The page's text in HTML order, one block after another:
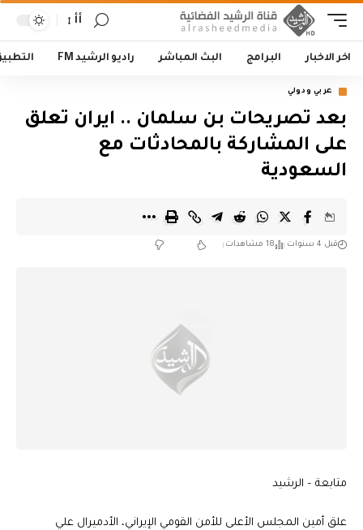
أأ
اخر الاخبار البرامج البث المباشر راديو الرشيد FM
عربي ودولي
بعد تصريحات بن سلمان .. ايران تعلق
على المشاركة بالمحادثات مع
السعودية
قبل 4 سنوات 18 مشاهدات
متابعة – الرشيد
علق أمين المجلس الأعلى للأمن القومي الإيراني، الأدميرال علي